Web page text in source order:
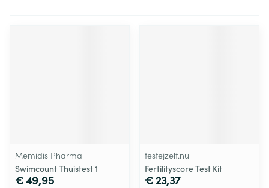
Memidis Pharma
Swimcount Thuistest 1
€ 49,95
testejzelf.nu
Fertilityscore Test Kit
€ 23,37